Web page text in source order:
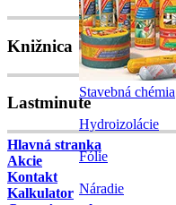
Stavebná chémia
Hydroizolácie
Fólie
Náradie
Knižnica
Lastminute
Hlavná stranka
Akcie
Kontakt
Kalkulator